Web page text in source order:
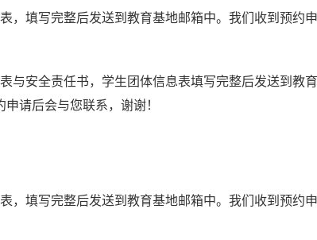
，填写完整后发送到教育基地邮箱中。我们收到预约
与安全责任书，学生团体信息表填写完整后发送到教
请后会与您联系，谢谢！
，填写完整后发送到教育基地邮箱中。我们收到预约